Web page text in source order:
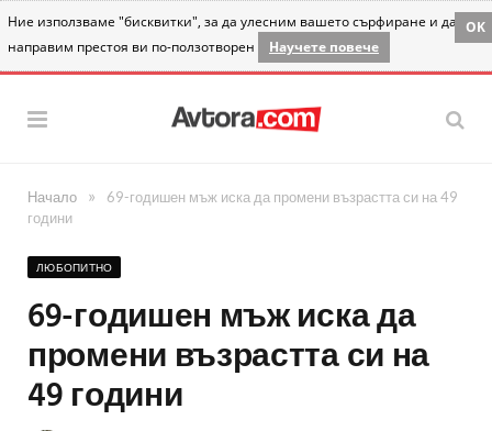
Ние използваме "бисквитки", за да улесним вашето сърфиране и да
направим престоя ви по-ползотворен
Научете повече
OK
Начало »
69-годишен мъж иска да промени възрастта си на 49
години
ЛЮБОПИТНО
69-годишен мъж иска да
промени възрастта си на
49 години